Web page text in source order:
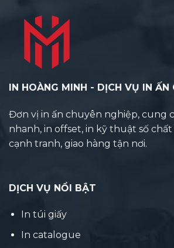
IN HOÀNG MINH - DỊCH VỤ IN ẤN
Đơn vị in ấn chuyên nghiệp, cung
nhanh, in offset, in kỹ thuật số
cạnh tranh, giao hàng tận nơi.
DỊCH VỤ NỔI BẬT
In túi giấy
In catalogue